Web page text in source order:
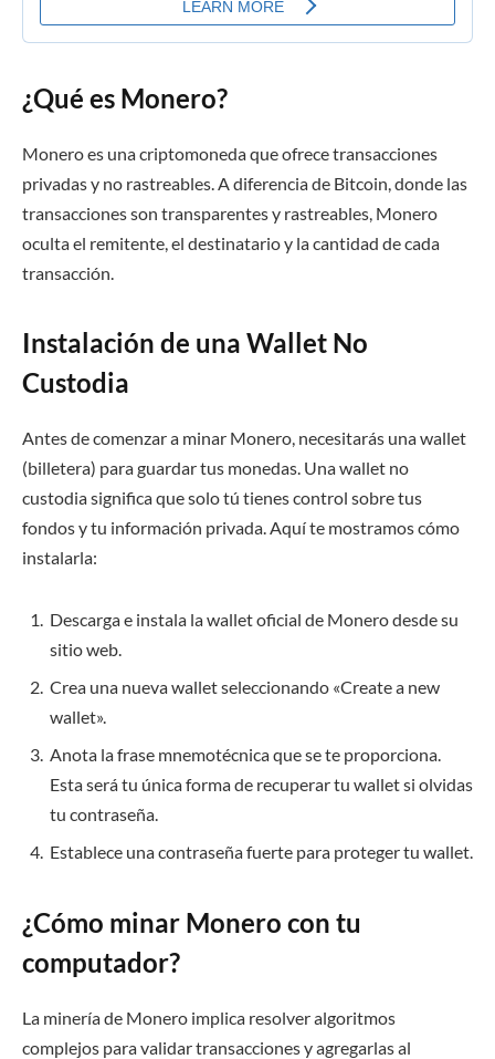
¿Qué es Monero?
Monero es una criptomoneda que ofrece transacciones
privadas y no rastreables. A diferencia de Bitcoin, donde las
transacciones son transparentes y rastreables, Monero
oculta el remitente, el destinatario y la cantidad de cada
transacción.
Instalación de una Wallet No
Custodia
Antes de comenzar a minar Monero, necesitarás una wallet
(billetera) para guardar tus monedas. Una wallet no
custodia significa que solo tú tienes control sobre tus
fondos y tu información privada. Aquí te mostramos cómo
instalarla:
Descarga e instala la wallet oficial de Monero desde su
sitio web.
Crea una nueva wallet seleccionando «Create a new
wallet».
Anota la frase mnemotécnica que se te proporciona.
Esta será tu única forma de recuperar tu wallet si olvidas
tu contraseña.
Establece una contraseña fuerte para proteger tu wallet.
¿Cómo minar Monero con tu
computador?
La minería de Monero implica resolver algoritmos
complejos para validar transacciones y agregarlas al